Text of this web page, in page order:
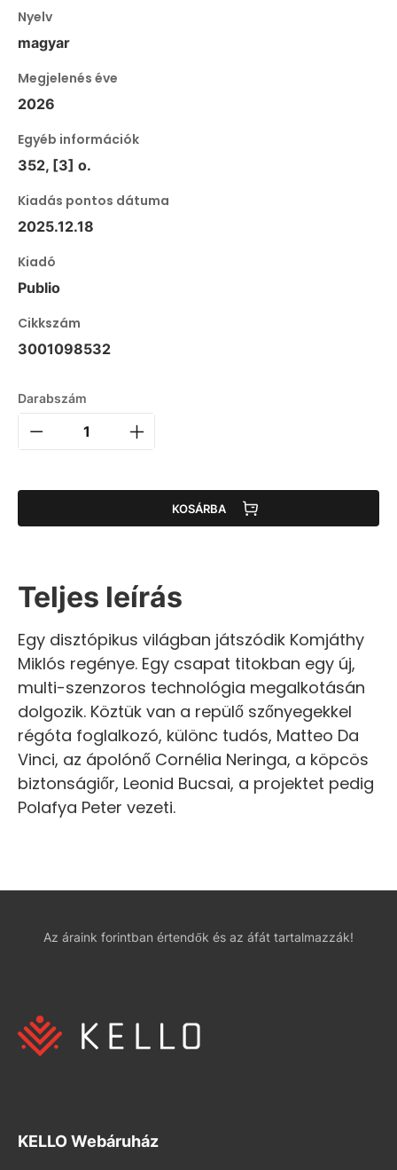
Nyelv
magyar
Megjelenés éve
2026
Egyéb információk
352, [3] o.
Kiadás pontos dátuma
2025.12.18
Kiadó
Publio
Cikkszám
3001098532
Darabszám
KOSÁRBA
Teljes leírás
Egy disztópikus világban játszódik Komjáthy
Miklós regénye. Egy csapat titokban egy új,
multi-szenzoros technológia megalkotásán
dolgozik. Köztük van a repülő szőnyegekkel
régóta foglalkozó, különc tudós, Matteo Da
Vinci, az ápolónő Cornélia Neringa, a köpcös
biztonságiőr, Leonid Bucsai, a projektet pedig
Polafya Peter vezeti.
Az áraink forintban értendők és az áfát tartalmazzák!
KELLO Webáruház